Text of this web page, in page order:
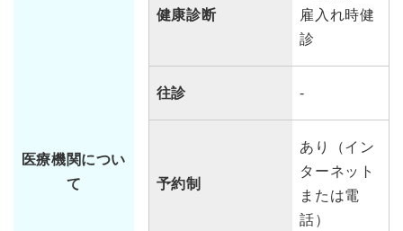
医療機関につい
て
健康診断
雇入れ時健
診
往診 -
予約制
あり（イン
ターネット
または電
話）